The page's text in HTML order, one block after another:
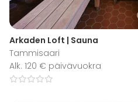
Arkaden Loft | Sauna
Tammisaari
Alk. 120 € päivävuokra